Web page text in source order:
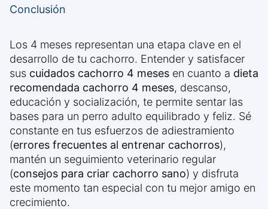
Conclusión
Los 4 meses representan una etapa clave en el
desarrollo de tu cachorro. Entender y satisfacer
sus cuidados cachorro 4 meses en cuanto a dieta
recomendada cachorro 4 meses, descanso,
educación y socialización, te permite sentar las
bases para un perro adulto equilibrado y feliz. Sé
constante en tus esfuerzos de adiestramiento
(errores frecuentes al entrenar cachorros),
mantén un seguimiento veterinario regular
(consejos para criar cachorro sano) y disfruta
este momento tan especial con tu mejor amigo en
crecimiento.